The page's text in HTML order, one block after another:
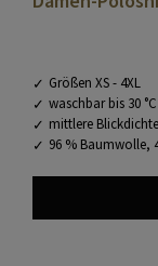
Größen XS - 4XL
waschbar bis 30 °C
mittlere Blickdichte
96 % Baumwolle,